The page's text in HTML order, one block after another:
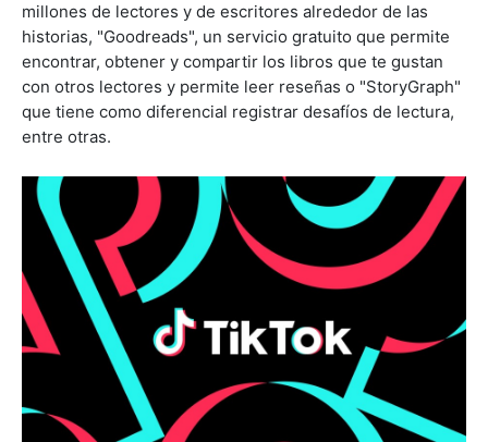
millones de lectores y de escritores alrededor de las
historias, "Goodreads", un servicio gratuito que permite
encontrar, obtener y compartir los libros que te gustan
con otros lectores y permite leer reseñas o "StoryGraph"
que tiene como diferencial registrar desafíos de lectura,
entre otras.